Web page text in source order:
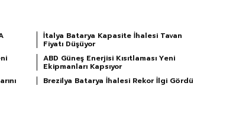
İtalya Batarya Kapasite İhalesi Tavan
Fiyatı Düşüyor
ABD Güneş Enerjisi Kısıtlaması Yeni
Ekipmanları Kapsıyor
Brezilya Batarya İhalesi Rekor İlgi Gördü